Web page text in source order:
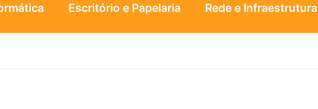
Escritório e Papelaria Rede e Infraestrutura